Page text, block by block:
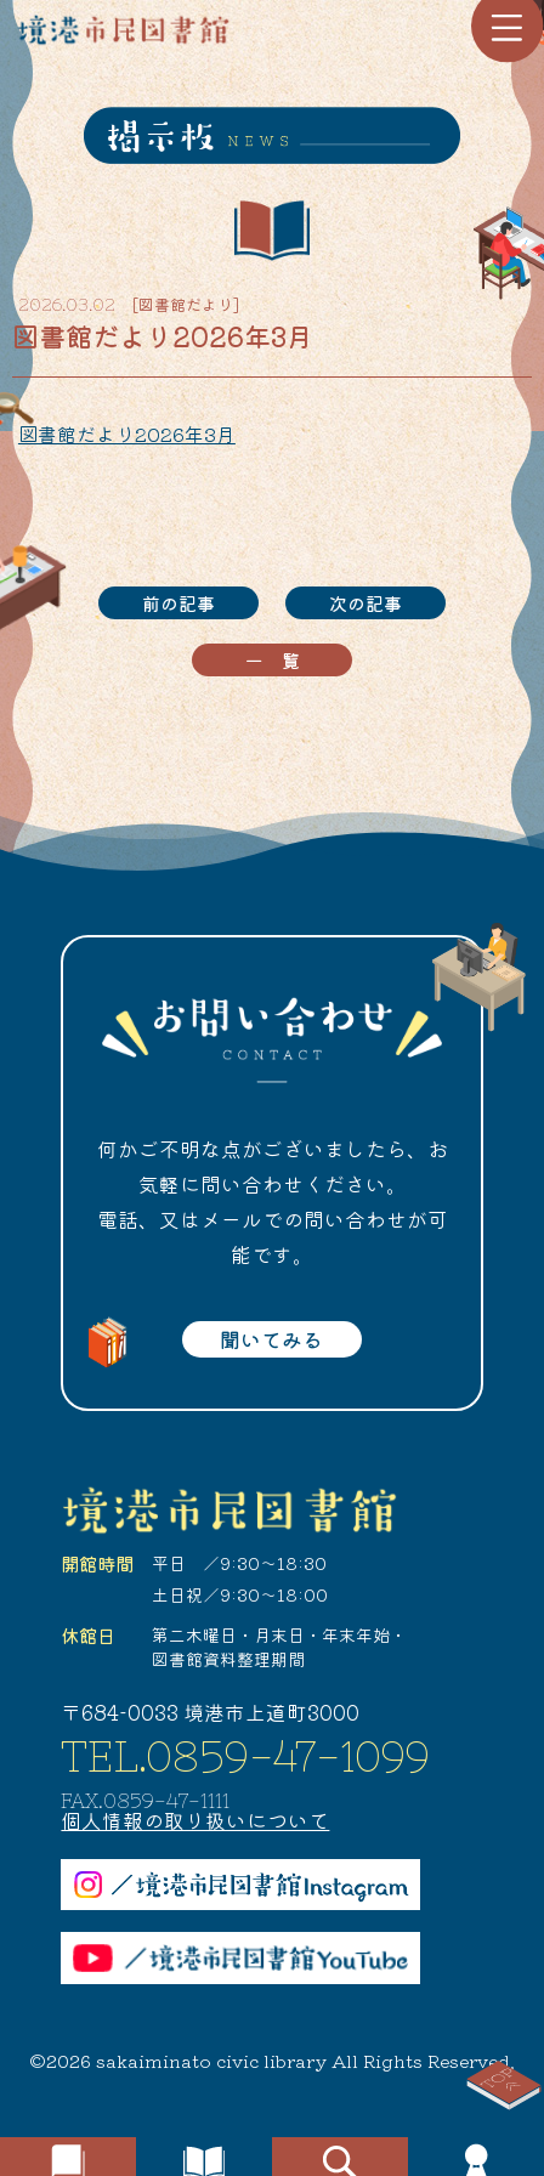
2026.03.02 [図書館だより]
図書館だより2026年3月
図書館だより2026年3月
前の記事
一覧
次の記事
開館時間
平日 ／9:30～18:30
土日祝／9:30～18:00
休館日 第二木曜日・ 月末日・ 年末年始・
図書館資料整理期間
〒684-0033 境港市上道町3000
TEL.0859-47-1099
FAX.0859-47-1111
個人情報の取り扱いについて
何かご不明な点がございましたら、お
気軽に問い合わせください。
電話、又はメールでの問い合わせが可
能です。
聞いてみる
©2026 sakaiminato civic library All Rights Reserved.